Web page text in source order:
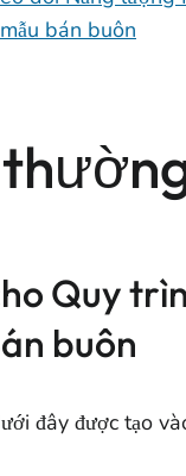
bán buôn
Quy
buôn
đây được tạo